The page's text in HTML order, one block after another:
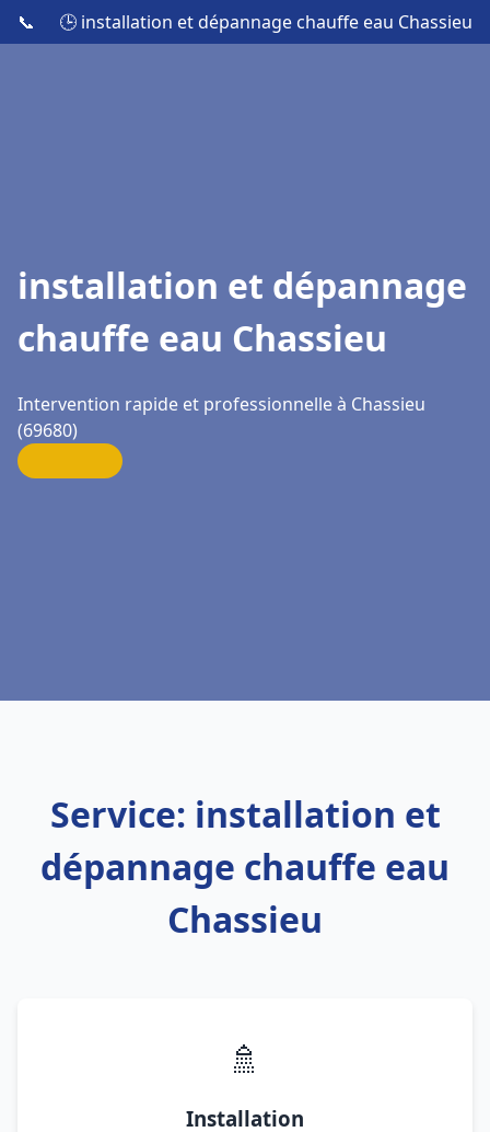
📞 🕒 installation et dépannage chauffe eau Chassieu
installation et dépannage
chauffe eau Chassieu
Intervention rapide et professionnelle à Chassieu
(69680)
Service: installation et
dépannage chauffe eau
Chassieu
🚿
Installation